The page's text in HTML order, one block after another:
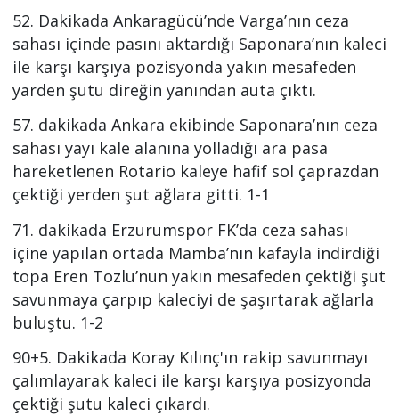
52. Dakikada Ankaragücü’nde Varga’nın ceza
sahası içinde pasını aktardığı Saponara’nın kaleci
ile karşı karşıya pozisyonda yakın mesafeden
yarden şutu direğin yanından auta çıktı.
57. dakikada Ankara ekibinde Saponara’nın ceza
sahası yayı kale alanına yolladığı ara pasa
hareketlenen Rotario kaleye hafif sol çaprazdan
çektiği yerden şut ağlara gitti. 1-1
71. dakikada Erzurumspor FK’da ceza sahası
içine yapılan ortada Mamba’nın kafayla indirdiği
topa Eren Tozlu’nun yakın mesafeden çektiği şut
savunmaya çarpıp kaleciyi de şaşırtarak ağlarla
buluştu. 1-2
90+5. Dakikada Koray Kılınç'ın rakip savunmayı
çalımlayarak kaleci ile karşı karşıya posizyonda
çektiği şutu kaleci çıkardı.